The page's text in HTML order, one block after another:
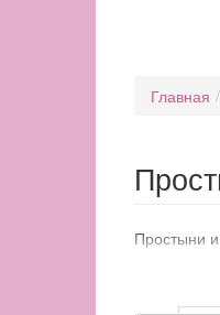
Главная
Простыни